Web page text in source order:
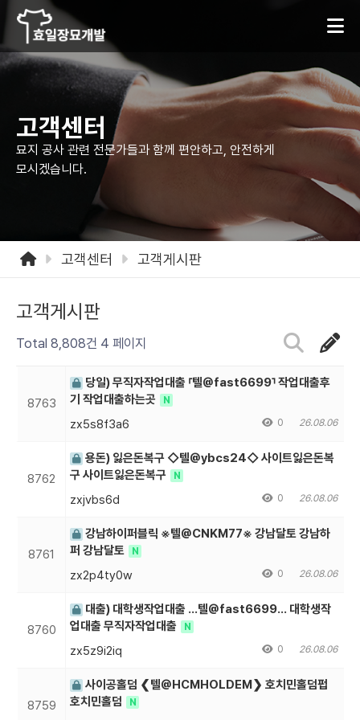
고객센터
묘지 공사 관련 전문가들과 함께 편안하고, 안전하게
모시겠습니다.
고객센터 고객게시판
고객게시판
Total 8,808건 4 페이지
8763
당일) 무직자작업대출 ⸢텔@fast6699⸣ 작업대출후
기 작업대출하는곳
N
zx5s8f3a6 0 26.08.06
8762
용돈) 잃은돈복구 ◇텔@ybcs24◇ 사이트잃은돈복
구 사이트잃은돈복구
N
zxjvbs6d 0 26.08.06
8761
강남하이퍼블릭 ※텔@CNKM77※ 강남달토 강남하
퍼 강남달토
N
zx2p4ty0w 0 26.08.06
8760
대출) 대학생작업대출 …텔@fast6699… 대학생작
업대출 무직자작업대출
N
zx5z9i2iq 0 26.08.06
8759
사이공홀덤 ❮텔@HCMHOLDEM❯ 호치민홀덤펍
호치민홀덤
N